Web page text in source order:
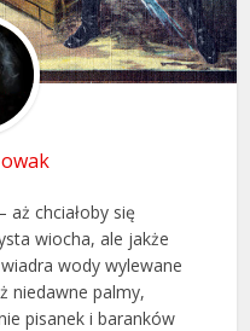
aż chciałoby się
wiocha, ale jakże
wody wylewane
niedawne palmy,
pisanek i baranków